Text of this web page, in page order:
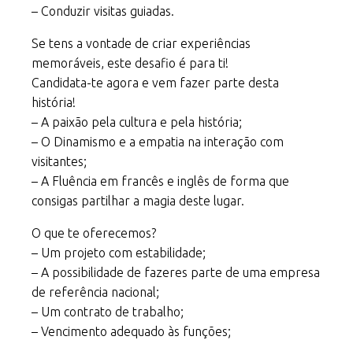
– Conduzir visitas guiadas.
Se tens a vontade de criar experiências
memoráveis, este desafio é para ti!
Candidata-te agora e vem fazer parte desta
história!
– A paixão pela cultura e pela história;
– O Dinamismo e a empatia na interação com
visitantes;
– A Fluência em francês e inglês de forma que
consigas partilhar a magia deste lugar.
O que te oferecemos?
– Um projeto com estabilidade;
– A possibilidade de fazeres parte de uma empresa
de referência nacional;
– Um contrato de trabalho;
– Vencimento adequado às funções;